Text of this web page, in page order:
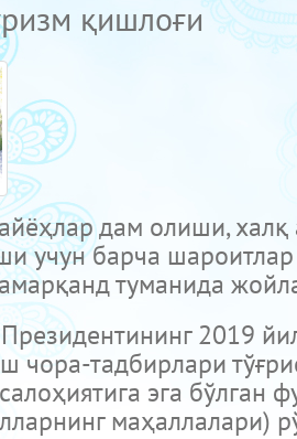
қишлоғи
дам олиши, халқ
учун барча
туманида
2019
чора-тадбирлари
эга
маҳаллалари)